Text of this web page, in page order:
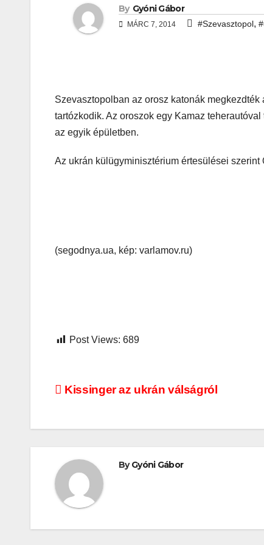
By Gyóni Gábor
MÁRC 7, 2014 #Szevasztopol,
Szevasztopolban az orosz katonák
tartózkodik. Az oroszok egy Kamaz
az egyik épületben.
Az ukrán külügyminisztérium értesülései
(segodnya.ua, kép: varlamov.ru)
Post Views: 689
Bejegyzés
Kissinger az ukrán válságról
ByGyóni Gábor